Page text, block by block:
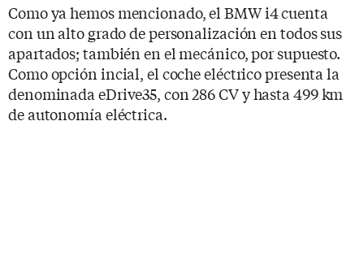
Como ya hemos mencionado, el BMW i4 cuenta
con un alto grado de personalización en todos sus
apartados; también en el mecánico, por supuesto.
Como opción incial, el coche eléctrico presenta la
denominada eDrive35, con 286 CV y hasta 499 km
de autonomía eléctrica.